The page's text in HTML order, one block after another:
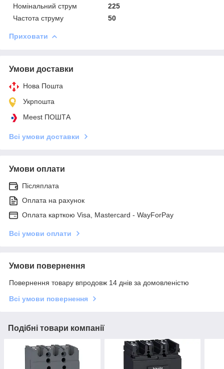
Номінальний струм
225
Частота струму
50
Приховати
Умови доставки
Нова Пошта
Укрпошта
Meest ПОШТА
Всі умови доставки
Умови оплати
Післяплата
Оплата на рахунок
Оплата карткою Visa, Mastercard - WayForPay
Всі умови оплати
Умови повернення
Повернення товару впродовж 14 днів за домовленістю
Всі умови повернення
Подібні товари компанії